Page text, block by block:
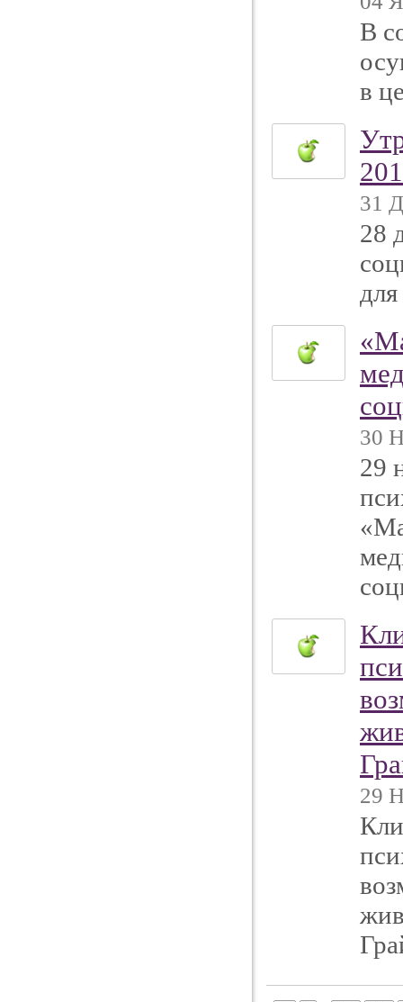
В
в
31
28
30
29
29